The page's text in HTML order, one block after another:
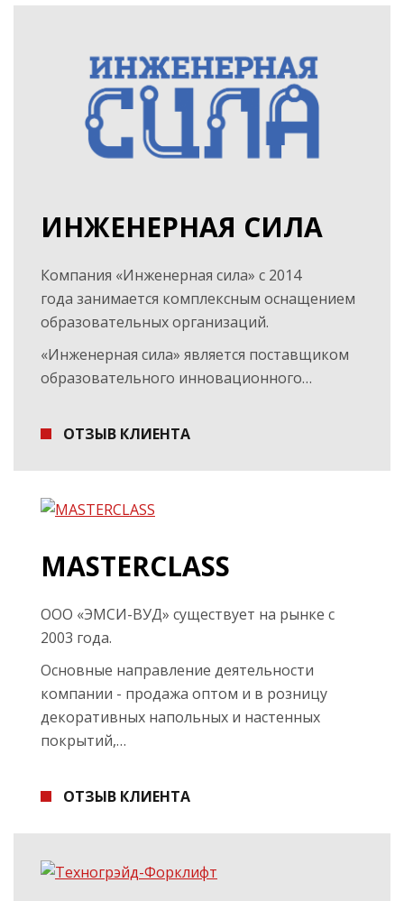
ИНЖЕНЕРНАЯ СИЛА
Компания «Инженерная сила» с 2014
года занимается комплексным оснащением
образовательных организаций.
«Инженерная сила» является поставщиком
образовательного инновационного…
ОТЗЫВ КЛИЕНТА
MASTERCLASS
ООО «ЭМСИ-ВУД» существует на рынке с
2003 года.
Основные направление деятельности
компании - продажа оптом и в розницу
декоративных напольных и настенных
покрытий,…
ОТЗЫВ КЛИЕНТА